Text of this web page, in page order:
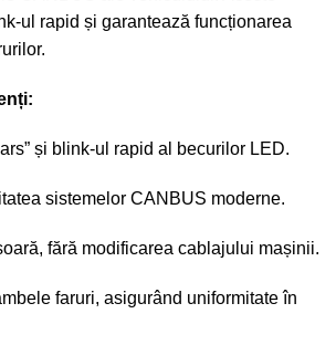
ul rapid și garantează funcționarea
și blink-ul rapid al becurilor LED.
sistemelor CANBUS moderne.
fără modificarea cablajului mașinii.
faruri, asigurând uniformitate în